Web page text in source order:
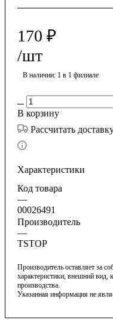
170 ₽
/шт
В наличии: 1 в 1 филиале
В корзину
Рассчитать
Характеристики
Код товара
—
00026491
Производитель
—
TSTOP
Производитель оставляет за
характеристики, внешний вид,
производства.
Указанная информация не